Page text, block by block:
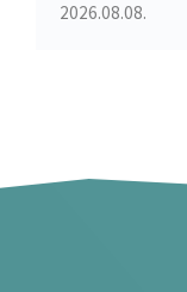
2026.08.08.